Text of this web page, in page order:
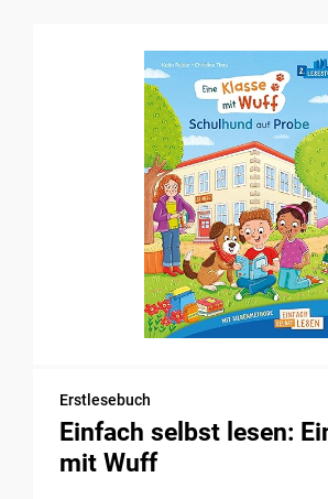
Erstlesebuch
Einfach selbst lesen:
mit Wuff